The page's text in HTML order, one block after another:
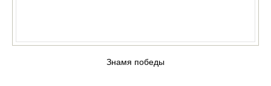
Знамя победы